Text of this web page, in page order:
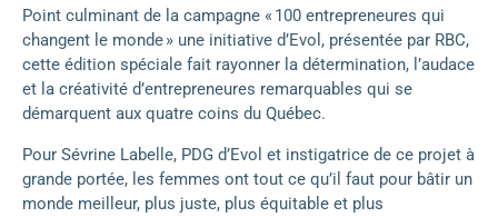
sociaux
suivants
Point culminant de la campagne « 100 entrepreneures qui
changent le monde » une initiative d’Evol, présentée par RBC,
cette édition spéciale fait rayonner la détermination, l’audace
et la créativité d’entrepreneures remarquables qui se
démarquent aux quatre coins du Québec.
Pour Sévrine Labelle, PDG d’Evol et instigatrice de ce projet à
grande portée, les femmes ont tout ce qu’il faut pour bâtir un
monde meilleur, plus juste, plus équitable et plus